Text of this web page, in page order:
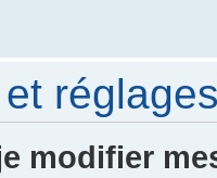
modifier